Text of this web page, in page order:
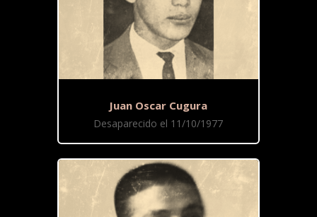
Juan Oscar Cugura
Desaparecido el 11/10/1977